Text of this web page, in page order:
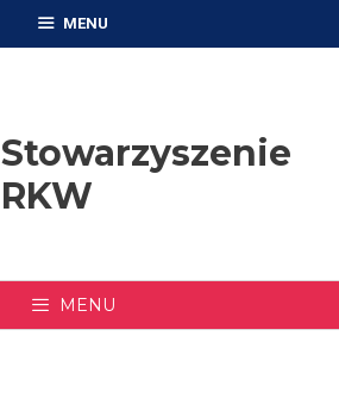
MENU
Stowarzyszenie
RKW
MENU